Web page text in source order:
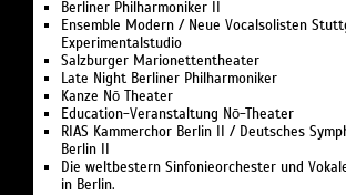
Berliner Philharmoniker II
Ensemble Modern / Neue Vocalsolisten
Experimentalstudio
Salzburger Marionettentheater
Late Night Berliner Philharmoniker
Kanze Nō Theater
Education-Veranstaltung Nō-Theater
RIAS Kammerchor Berlin II / Deutsches
Berlin II
Die weltbestern Sinfonieorchester und
in Berlin.